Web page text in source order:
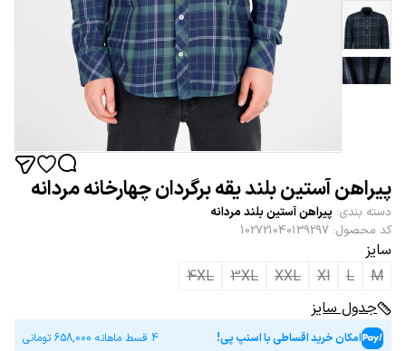
پیراهن آستین بلند یقه برگردان چهارخانه مردانه
دسته بندی: پیراهن آستین بلند مردانه
کد محصول:
102721040139297
سایز
M
L
Xl
XXL
3XL
4XL
جدول سایز
امکان خرید اقساطی با اسنپ پی! 4 قسط ماهانه 658,000 تومانی